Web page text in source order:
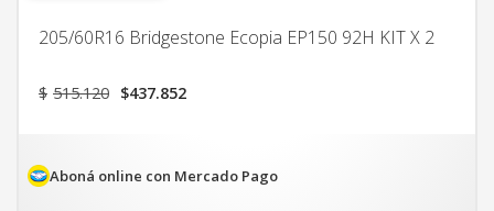
205/60R16 Bridgestone Ecopia EP150 92H KIT X 2
$ 515.120 El
$515.120.
$437.852El
$437.852.
Aboná online con Mercado Pago